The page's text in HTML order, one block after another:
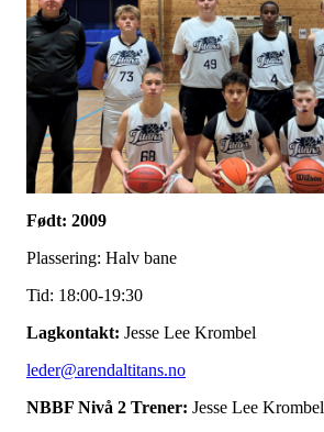
Født: 2009
Plassering: Halv bane
Tid: 18:00-19:30
Lagkontakt: Jesse Lee Krombel
leder@arendaltitans.no
NBBF Nivå 2 Trener: Jesse Lee Krombel